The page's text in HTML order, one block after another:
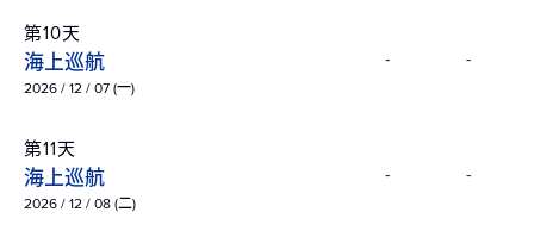
第10天
海上巡航
2026 / 12 / 07 (一)
- -
第11天
海上巡航
2026 / 12 / 08 (二)
- -